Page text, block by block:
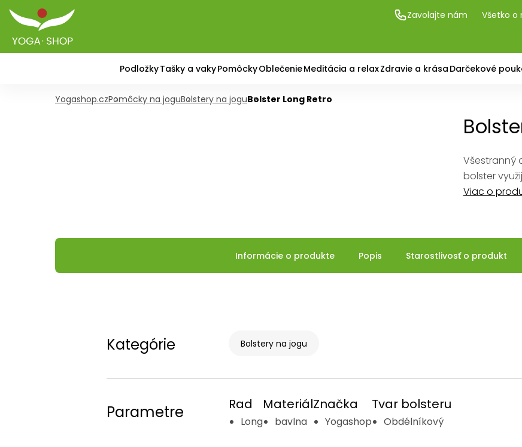
Zavolajte nám Všetko o
PodložkyTašky a vakyPomôckyOblečenieMeditácia a relaxZdravie a krása Darčekové
Yogashop.czPomôcky na joguBolstery na joguBolster Long Retro
Všestranný
bolster
Viac o
Informácie o produkte Popis Starostlivosť o produkt
Kategórie Bolstery na jogu
Parametre Rad
Long
Materiál
bavlna
Značka
Yogashop
Tvar bolsteru
Obdélníkový